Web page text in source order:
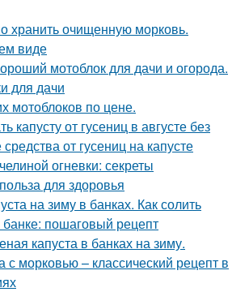
хранить очищенную морковь.
виде
мотоблок для дачи и огорода.
для дачи
мотоблоков по цене.
капусту от гусениц в августе без
от гусениц на капусте
огневки: секреты
для здоровья
на зиму в банках. Как солить
банке: пошаговый рецепт
капуста в банках на зиму.
с морковью – классический рецепт в